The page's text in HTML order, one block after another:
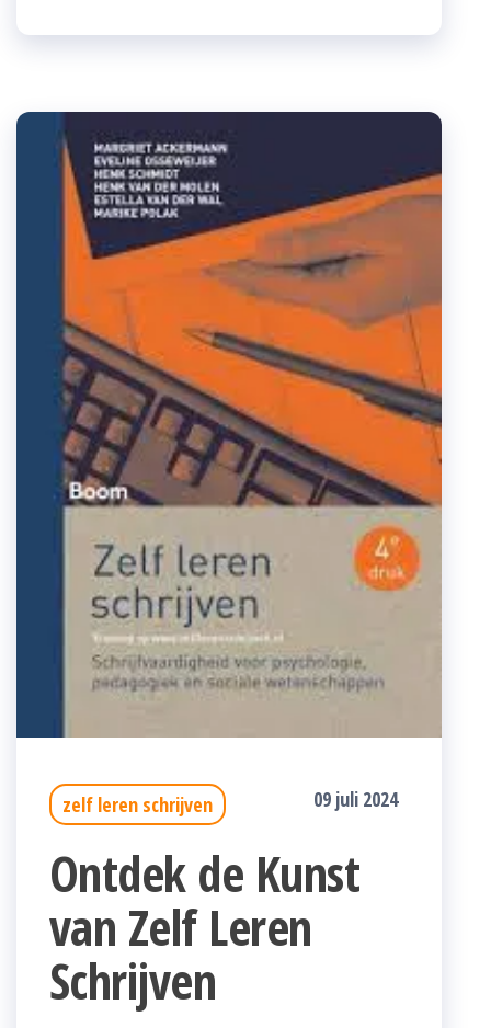
zelf leren schrijven 09 juli 2024
Ontdek de Kunst
van Zelf Leren
Schrijven